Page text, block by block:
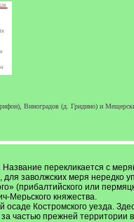
Виноградов (д. Гридино) и
перекликается с
заволжских меря нередко
(прибалтийского или
Мерьского княжества.
Костромского уезда.
частью прежней территории